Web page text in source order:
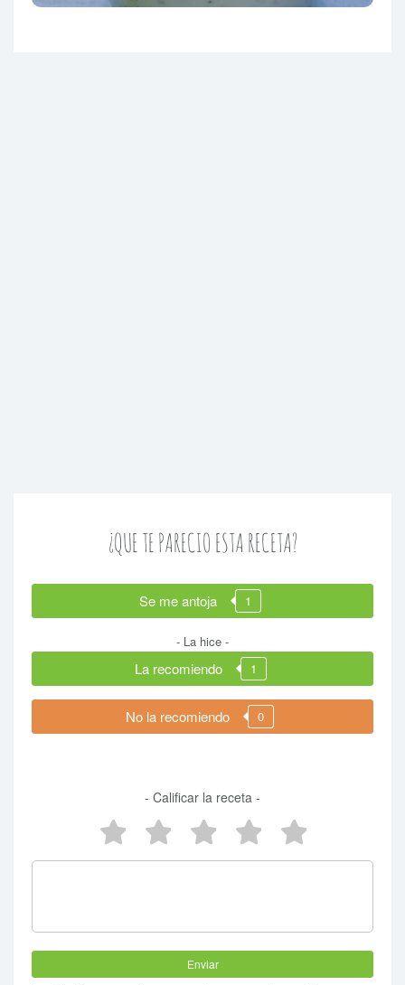
¿QUE TE PARECIO ESTA RECETA?
Se me antoja 1
- La hice -
La recomiendo 1
No la recomiendo 0
- Calificar la receta -
2 estrellas
3 estrellas
4 estrellas
5 estrellas